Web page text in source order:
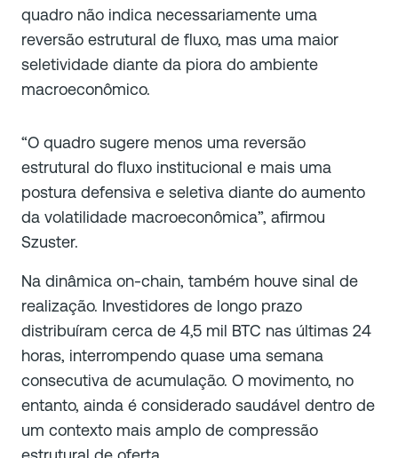
quadro não indica necessariamente uma
reversão estrutural de fluxo, mas uma maior
seletividade diante da piora do ambiente
macroeconômico.
“O quadro sugere menos uma reversão
estrutural do fluxo institucional e mais uma
postura defensiva e seletiva diante do aumento
da volatilidade macroeconômica”, afirmou
Szuster.
Na dinâmica on-chain, também houve sinal de
realização. Investidores de longo prazo
distribuíram cerca de 4,5 mil BTC nas últimas 24
horas, interrompendo quase uma semana
consecutiva de acumulação. O movimento, no
entanto, ainda é considerado saudável dentro de
um contexto mais amplo de compressão